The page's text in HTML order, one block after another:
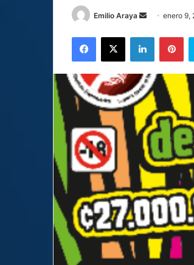
Emilio Araya
Sendenero 9,
Facebook
X LinkedIn